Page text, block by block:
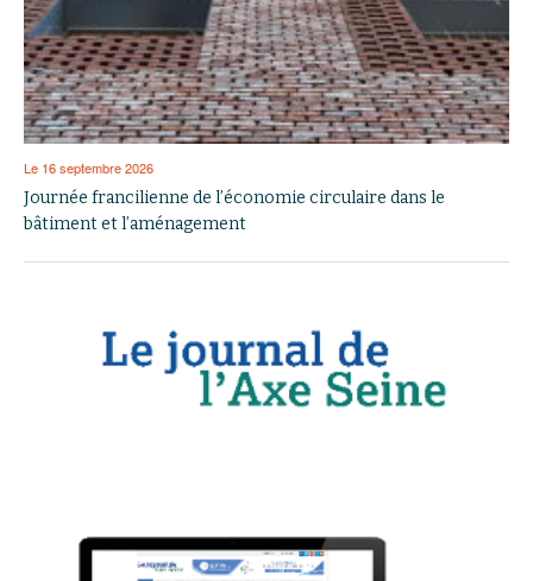
Le 16 septembre 2026
Journée francilienne de l’économie circulaire dans le
bâtiment et l’aménagement